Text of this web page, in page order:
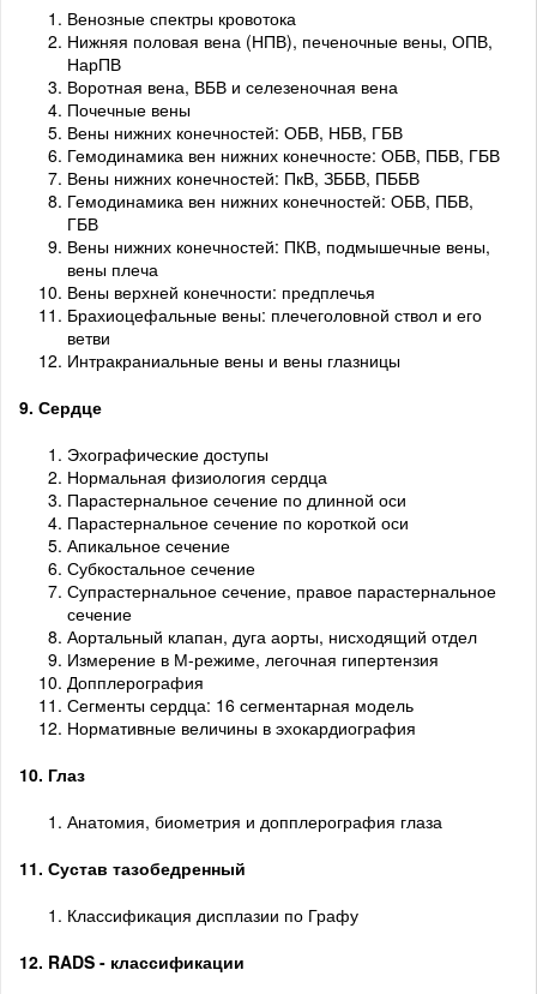
Венозные спектры кровотока
Нижняя половая вена (НПВ), печеночные вены, ОПВ,
НарПВ
Воротная вена, ВБВ и селезеночная вена
Почечные вены
Вены нижних конечностей: ОБВ, НБВ, ГБВ
Гемодинамика вен нижних конечносте: ОБВ, ПБВ, ГБВ
Вены нижних конечностей: ПкВ, ЗББВ, ПББВ
Гемодинамика вен нижних конечностей: ОБВ, ПБВ,
ГБВ
Вены нижних конечностей: ПКВ, подмышечные вены,
вены плеча
Вены верхней конечности: предплечья
Брахиоцефальные вены: плечеголовной ствол и его
ветви
Интракраниальные вены и вены глазницы
9. Сердце
Эхографические доступы
Нормальная физиология сердца
Парастернальное сечение по длинной оси
Парастернальное сечение по короткой оси
Апикальное сечение
Субкостальное сечение
Супрастернальное сечение, правое парастернальное
сечение
Аортальный клапан, дуга аорты, нисходящий отдел
Измерение в М-режиме, легочная гипертензия
Допплерография
Сегменты сердца: 16 сегментарная модель
Нормативные величины в эхокардиография
10. Глаз
Анатомия, биометрия и допплерография глаза
11. Сустав тазобедренный
Классификация дисплазии по Графу
12. RADS - классификации